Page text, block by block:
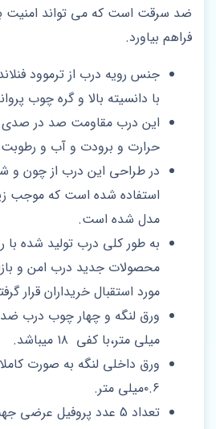
ضد سرقت است که می تواند امنیت
فراهم بیاورد.
با دانسیته بالا و گره چوب
این درب مقاومت صد در صدی
حرارت و برودت و آب و رطوبت
در طراحی این درب از چون و
استفاده شده است که موجب
مدل شده است.
به طور کلی درب تولید شده
محصولات جدید درب امن و
مورد استقبال خریداران قرار
میلی متر،با کفی ۱۸ میباشد.
ورق داخلی لنگه به صورت
۰.۶میلی متر.